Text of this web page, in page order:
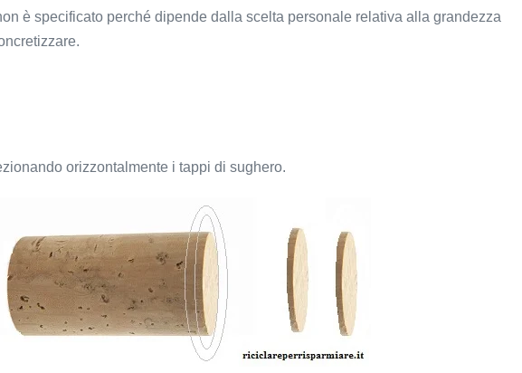
è specificato perché dipende dalla scelta personale relativa alla grandezza
orizzontalmente i tappi di sughero.